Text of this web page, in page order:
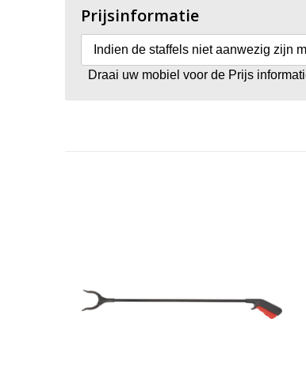
Prijsinformatie
Indien de staffels niet aanwezig zijn
Draai uw mobiel voor de Prijs